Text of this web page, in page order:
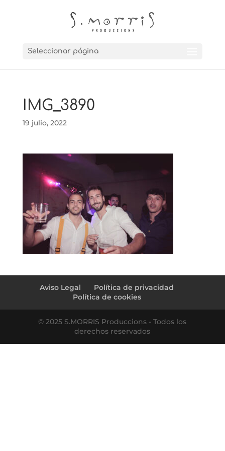
Seleccionar página
IMG_3890
19 julio, 2022
Aviso Legal
Política de privacidad
Política de cookies
© 2025 S.MORRIS Produccions - Todos los
derechos reservados